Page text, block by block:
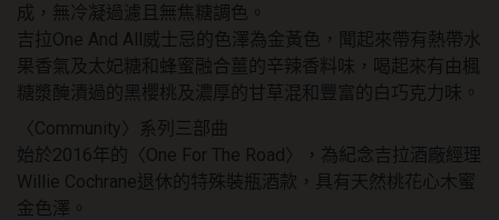
成，無冷凝過濾且無焦糖調色。
吉拉One And All威士忌的色澤為金黃色，聞起來帶有熱帶水
果香氣及太妃糖和蜂蜜融合薑的辛辣香料味，喝起來有由楓
糖漿醃漬過的黑櫻桃及濃厚的甘草混和豐富的白巧克力味。
〈Community〉系列三部曲
始於2016年的〈One For The Road〉，為紀念吉拉酒廠經理
Willie Cochrane退休的特殊裝瓶酒款，具有天然桃花心木蜜
金色澤。